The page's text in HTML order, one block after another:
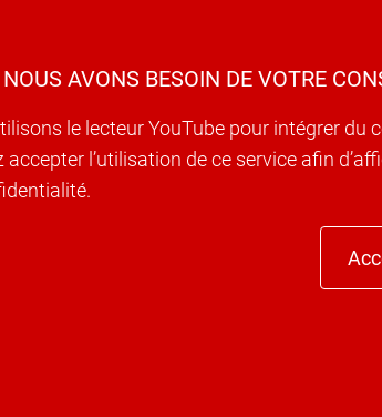
NOUS AVONS BESOIN DE VOTRE
le lecteur YouTube pour intégrer du
accepter l’utilisation de ce service afin